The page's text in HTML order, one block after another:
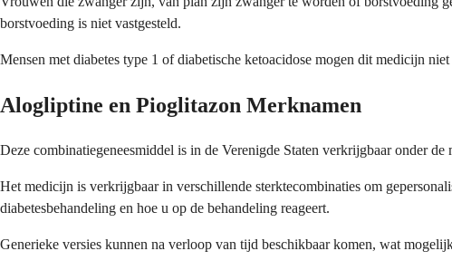
borstvoeding is niet vastgesteld.
Mensen met diabetes type 1 of diabetische ketoacidose mogen dit medicijn
Alogliptine en Pioglitazon Merknamen
Deze combinatiegeneesmiddel is in de Verenigde Staten verkrijgbaar onder
Het medicijn is verkrijgbaar in verschillende sterktecombinaties om
diabetesbehandeling en hoe u op de behandeling reageert.
Generieke versies kunnen na verloop van tijd beschikbaar komen, wat